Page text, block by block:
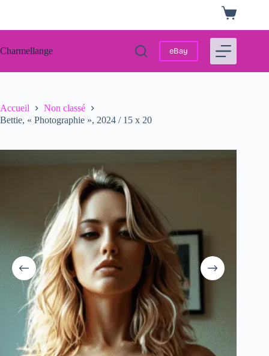
Panier
d’achat
Charmellange eBay
Accueil
Non classé
Bettie, « Photographie », 2024 / 15 x 20